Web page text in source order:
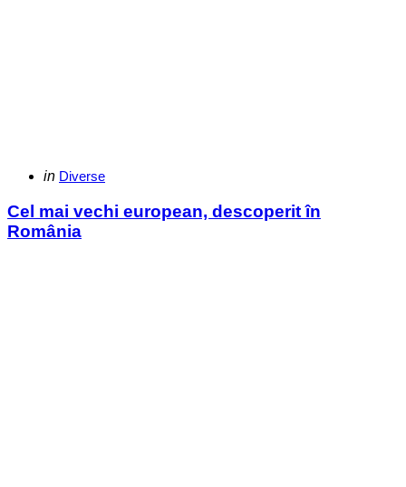
Categories
Posted
in Diverse
Cel mai vechi european, descoperit în
România